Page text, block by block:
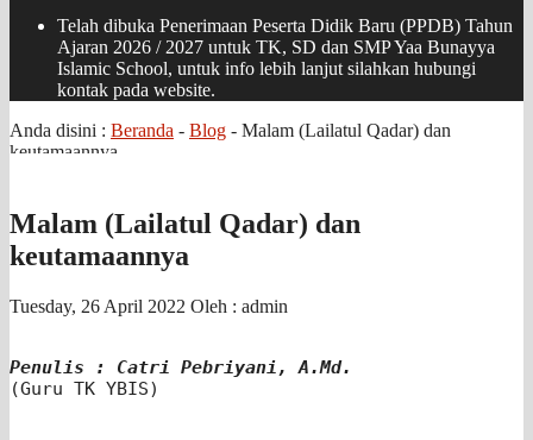
Telah dibuka Penerimaan Peserta Didik Baru (PPDB) Tahun
Ajaran 2026 / 2027 untuk TK, SD dan SMP Yaa Bunayya
Islamic School, untuk info lebih lanjut silahkan hubungi
kontak pada website.
Anda disini : Beranda - Blog - Malam (Lailatul Qadar) dan
keutamaannya
Malam (Lailatul Qadar) dan
keutamaannya
Tuesday, 26 April 2022 Oleh : admin
Penulis : Catri Pebriyani, A.Md.
(Guru TK YBIS)